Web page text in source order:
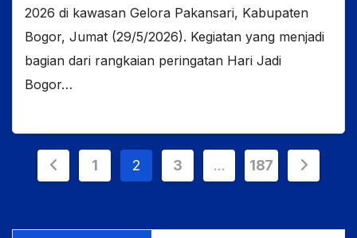
2026 di kawasan Gelora Pakansari, Kabupaten
Bogor, Jumat (29/5/2026). Kegiatan yang menjadi
bagian dari rangkaian peringatan Hari Jadi
Bogor…
Paginasi
1 2 3 … 187